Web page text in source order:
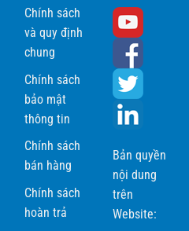
Chính sách
và quy định
chung
Chính sách
bảo mật
thông tin
Chính sách
bán hàng
Chính sách
hoàn trả
Bản quyền
nội dung
trên
Website: